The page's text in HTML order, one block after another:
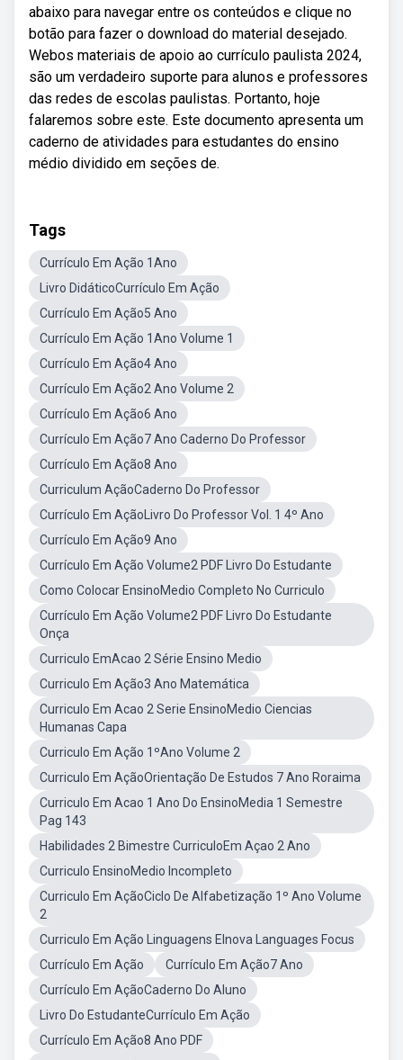
abaixo para navegar entre os conteúdos e clique no
botão para fazer o download do material desejado.
Webos materiais de apoio ao currículo paulista 2024,
são um verdadeiro suporte para alunos e professores
das redes de escolas paulistas. Portanto, hoje
falaremos sobre este. Este documento apresenta um
caderno de atividades para estudantes do ensino
médio dividido em seções de.
Tags
Currículo Em Ação 1Ano
Livro DidáticoCurrículo Em Ação
Currículo Em Ação5 Ano
Currículo Em Ação 1Ano Volume 1
Currículo Em Ação4 Ano
Currículo Em Ação2 Ano Volume 2
Currículo Em Ação6 Ano
Currículo Em Ação7 Ano Caderno Do Professor
Currículo Em Ação8 Ano
Curriculum AçãoCaderno Do Professor
Currículo Em AçãoLivro Do Professor Vol. 1 4º Ano
Currículo Em Ação9 Ano
Currículo Em Ação Volume2 PDF Livro Do Estudante
Como Colocar EnsinoMedio Completo No Curriculo
Currículo Em Ação Volume2 PDF Livro Do Estudante
Onça
Curriculo EmAcao 2 Série Ensino Medio
Curriculo Em Ação3 Ano Matemática
Curriculo Em Acao 2 Serie EnsinoMedio Ciencias
Humanas Capa
Curriculo Em Ação 1ºAno Volume 2
Curriculo Em AçãoOrientação De Estudos 7 Ano Roraima
Curriculo Em Acao 1 Ano Do EnsinoMedia 1 Semestre
Pag 143
Habilidades 2 Bimestre CurriculoEm Açao 2 Ano
Curriculo EnsinoMedio Incompleto
Curriculo Em AçãoCiclo De Alfabetização 1º Ano Volume
2
Curriculo Em Ação Linguagens EInova Languages Focus
Currículo Em Ação
Currículo Em Ação7 Ano
Currículo Em AçãoCaderno Do Aluno
Livro Do EstudanteCurrículo Em Ação
Currículo Em Ação8 Ano PDF